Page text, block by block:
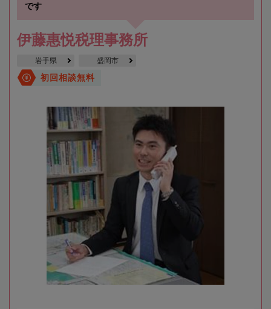
です
伊藤惠悦税理事務所
岩手県 盛岡市
初回相談無料